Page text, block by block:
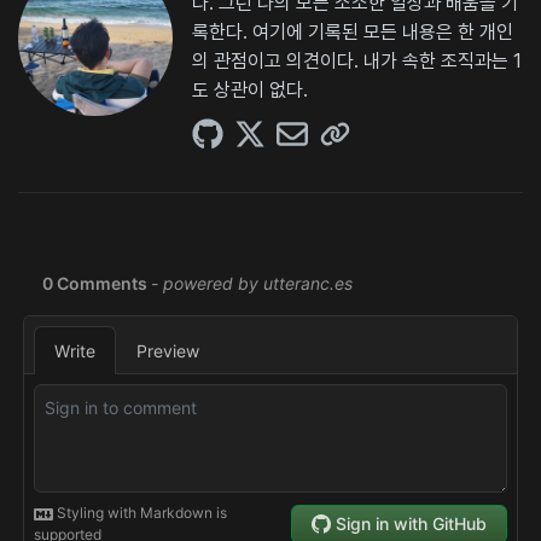
록한다. 여기에 기록된 모든 내용은 한 개인
의 관점이고 의견이다. 내가 속한 조직과는 1
도 상관이 없다.